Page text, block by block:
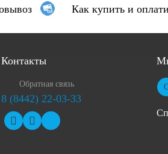
Как купить и
Контакты
Обратная связь
8 (8442) 22-03-33